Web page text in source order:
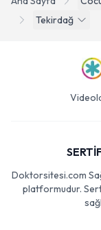
Tekirdağ
Doktorsitesi.com
platformudur.